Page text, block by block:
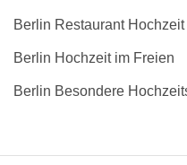
Berlin Restaurant Hochzeit
Berlin Hochzeit im Freien
Berlin Besondere